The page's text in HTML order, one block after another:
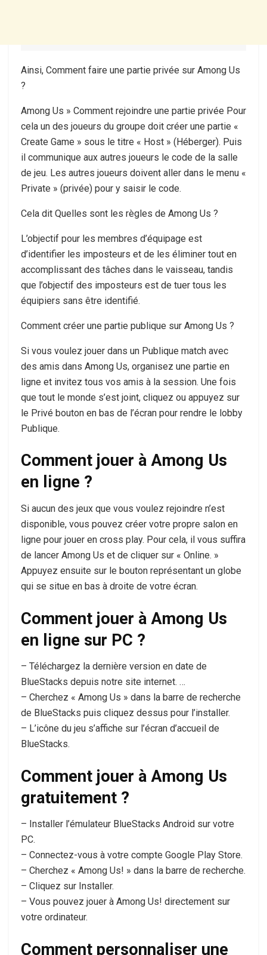
Ainsi, Comment faire une partie privée sur Among Us
?
Among Us » Comment rejoindre une partie privée Pour
cela un des joueurs du groupe doit créer une partie «
Create Game » sous le titre « Host » (Héberger). Puis
il communique aux autres joueurs le code de la salle
de jeu. Les autres joueurs doivent aller dans le menu «
Private » (privée) pour y saisir le code.
Cela dit Quelles sont les règles de Among Us ?
L’objectif pour les membres d’équipage est
d’identifier les imposteurs et de les éliminer tout en
accomplissant des tâches dans le vaisseau, tandis
que l’objectif des imposteurs est de tuer tous les
équipiers sans être identifié.
Comment créer une partie publique sur Among Us ?
Si vous voulez jouer dans un Publique match avec
des amis dans Among Us, organisez une partie en
ligne et invitez tous vos amis à la session. Une fois
que tout le monde s’est joint, cliquez ou appuyez sur
le Privé bouton en bas de l’écran pour rendre le lobby
Publique.
Comment jouer à Among Us
en ligne ?
Si aucun des jeux que vous voulez rejoindre n’est
disponible, vous pouvez créer votre propre salon en
ligne pour jouer en cross play. Pour cela, il vous suffira
de lancer Among Us et de cliquer sur « Online. »
Appuyez ensuite sur le bouton représentant un globe
qui se situe en bas à droite de votre écran.
Comment jouer à Among Us
en ligne sur PC ?
– Téléchargez la dernière version en date de
BlueStacks depuis notre site internet. …
– Cherchez « Among Us » dans la barre de recherche
de BlueStacks puis cliquez dessus pour l’installer.
– L’icône du jeu s’affiche sur l’écran d’accueil de
BlueStacks.
Comment jouer à Among Us
gratuitement ?
– Installer l’émulateur BlueStacks Android sur votre
PC.
– Connectez-vous à votre compte Google Play Store.
– Cherchez « Among Us! » dans la barre de recherche.
– Cliquez sur Installer.
– Vous pouvez jouer à Among Us! directement sur
votre ordinateur.
Comment personnaliser une